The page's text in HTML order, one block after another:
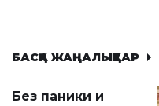
БАСҚА ЖАҢАЛЫҚТАР
Без паники и